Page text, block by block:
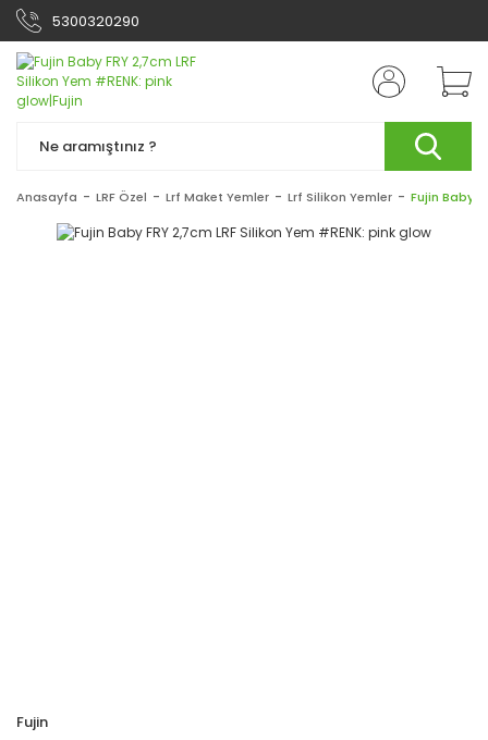
5300320290
Anasayfa LRF Özel Lrf Maket Yemler Lrf Silikon Yemler Fujin Baby
Fujin